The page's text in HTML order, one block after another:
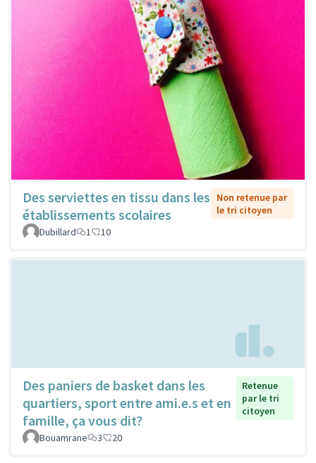
Des serviettes en tissu dans les
établissements scolaires
Non retenue par
le tri citoyen
Dubillard
1 10
Des paniers de basket dans les
quartiers, sport entre ami.e.s et en
famille, ça vous dit?
Retenue
par le tri
citoyen
Bouamrane 3 20